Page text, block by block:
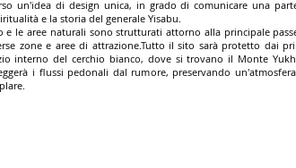
un'idea di design unica, in grado di comunicare una
e la storia del generale Yisabu.
e le aree naturali sono strutturati attorno alla principale
zone e aree di attrazione.Tutto il sito sarà protetto dai
interno del cerchio bianco, dove si trovano il Monte
i flussi pedonali dal rumore, preservando